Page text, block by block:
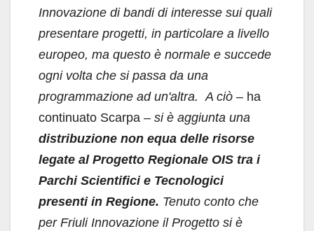
Innovazione di bandi di interesse sui quali
presentare progetti, in particolare a livello
europeo, ma questo è normale e succede
ogni volta che si passa da una
programmazione ad un'altra. A ciò – ha
continuato Scarpa – si è aggiunta una
distribuzione non equa delle risorse
legate al Progetto Regionale OIS tra i
Parchi Scientifici e Tecnologici
presenti in Regione. Tenuto conto che
per Friuli Innovazione il Progetto si è